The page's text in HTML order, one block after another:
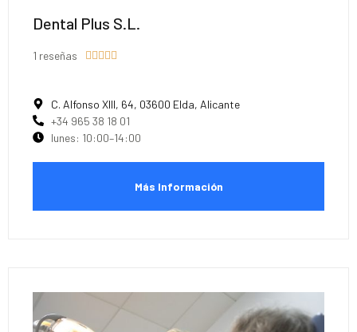
Dental Plus S.L.
1 reseñas 
C. Alfonso XIII, 64, 03600 Elda, Alicante
+34 965 38 18 01
lunes: 10:00–14:00
Más Información